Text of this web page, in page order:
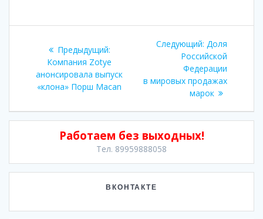
записям
Предыдущий:Предыдущая
запись:
Компания Zotye
анонсировала выпуск
«клона» Порш Macan
Следующий: Следующая
запись:
Доля
Российской
Федерации
в мировых продажах
марок
Работаем без выходных!
Тел. 89959888058
ВКОНТАКТЕ